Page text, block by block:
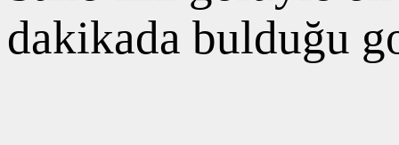
dakikada bulduğu